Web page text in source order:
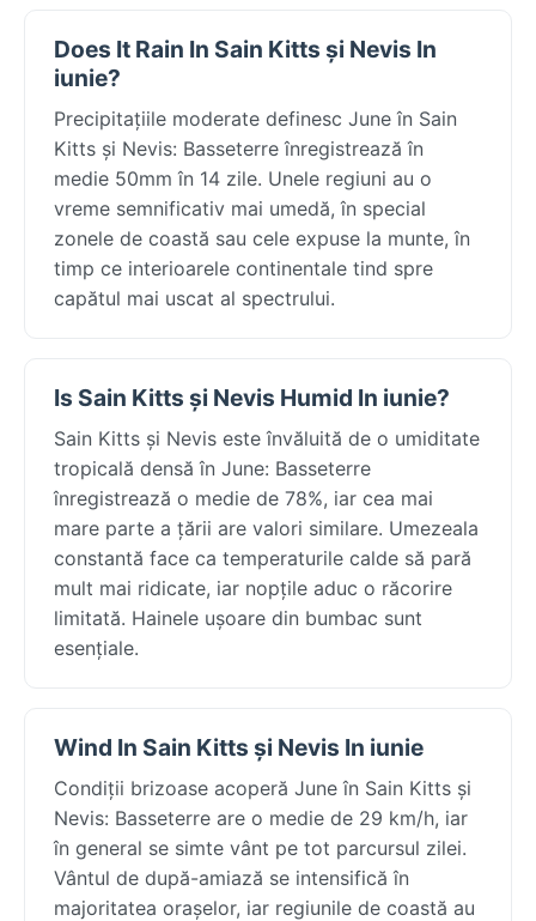
Does It Rain In Sain Kitts și Nevis In
iunie?
Precipitațiile moderate definesc June în Sain
Kitts și Nevis: Basseterre înregistrează în
medie 50mm în 14 zile. Unele regiuni au o
vreme semnificativ mai umedă, în special
zonele de coastă sau cele expuse la munte, în
timp ce interioarele continentale tind spre
capătul mai uscat al spectrului.
Is Sain Kitts și Nevis Humid In iunie?
Sain Kitts și Nevis este învăluită de o umiditate
tropicală densă în June: Basseterre
înregistrează o medie de 78%, iar cea mai
mare parte a țării are valori similare. Umezeala
constantă face ca temperaturile calde să pară
mult mai ridicate, iar nopțile aduc o răcorire
limitată. Hainele ușoare din bumbac sunt
esențiale.
Wind In Sain Kitts și Nevis In iunie
Condiții brizoase acoperă June în Sain Kitts și
Nevis: Basseterre are o medie de 29 km/h, iar
în general se simte vânt pe tot parcursul zilei.
Vântul de după-amiază se intensifică în
majoritatea orașelor, iar regiunile de coastă au